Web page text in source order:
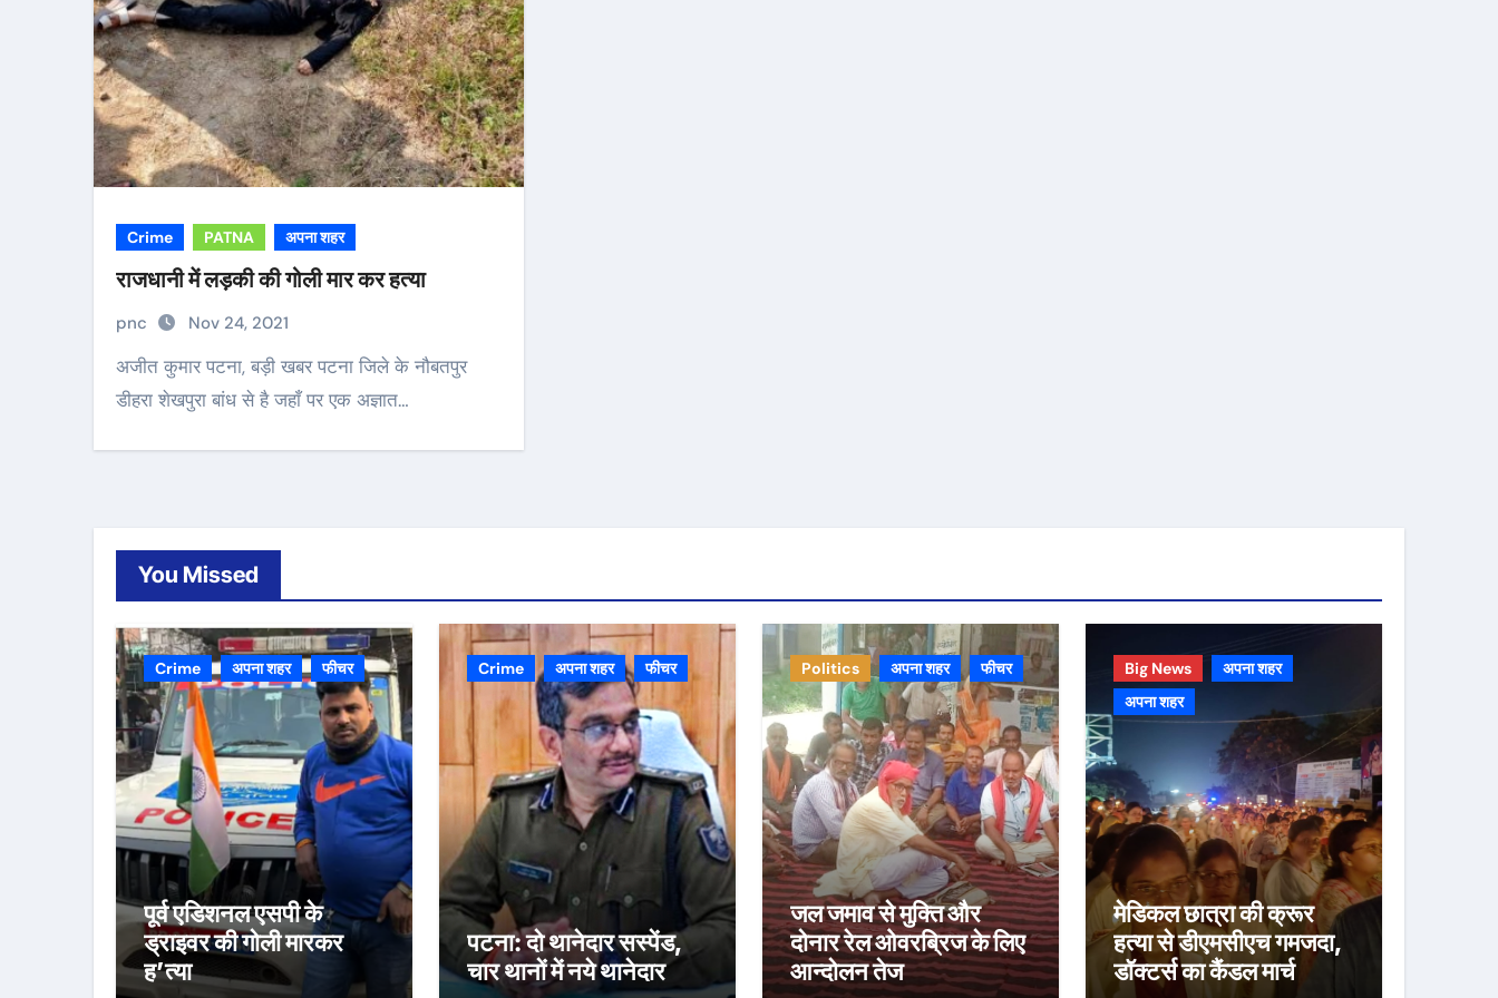
Crime PATNA अपना शहर
राजधानी में लड़की की गोली मार कर हत्या
pnc Nov 24, 2021
अजीत कुमार पटना, बड़ी खबर पटना जिले के नौबतपुर
डीहरा शेखपुरा बांध से है जहाँ पर एक अज्ञात…
You Missed
Crime अपना शहर फीचर
पूर्व एडिशनल एसपी के
ड्राइवर की गोली मारकर
ह’त्या
Crime अपना शहर फीचर
पटना: दो थानेदार सस्पेंड,
चार थानों में नये थानेदार
Politics अपना शहर फीचर
जल जमाव से मुक्ति और
दोनार रेल ओवरब्रिज के लिए
आन्दोलन तेज
Big News
अपना शहर
अपना शहर
मेडिकल छात्रा की क्रूर
हत्या से डीएमसीएच गमजदा,
डॉक्टर्स का कैंडल मार्च